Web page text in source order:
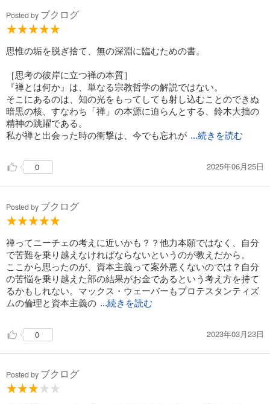
Posted by ブクログ
思惟の垢を脱ぎ捨て、無の深淵に臨むための書。
［思考の彼岸に立つ禅の本質］
『禅とは何か』は、単なる宗教哲学の解説ではない。
そこにあるのは、知の光をもってしても射し込むことのできぬ
暗黒の核、すなわち「禅」の本源に迫らんとする、鈴木大拙の
精神の跳躍である。
私が禅と出会った時の衝撃は、今でも忘れが ...続きを読む
0 2025年06月25日
Posted by ブクログ
禅ってニーチェの考えに近いかも？？他力本願ではなく、自分
で苦難を乗り越えなければならないというのが教えだから。
ここから思ったのが、資本主義って案外悪くないのでは？自分
の苦悩を乗り越えた部の結果がお金であるという考え方を持て
るかもしれない。マックス・ウェーバーもプロテスタンティズ
ムの倫理と資本主義の ...続きを読む
0 2023年03月23日
Posted by ブクログ